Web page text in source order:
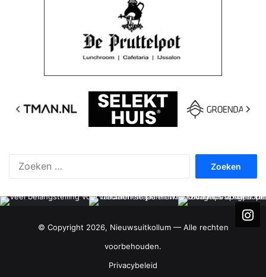
© Copyright 2026, Nieuwsuitkollum — Alle rechten
voorbehouden.
Privacybeleid